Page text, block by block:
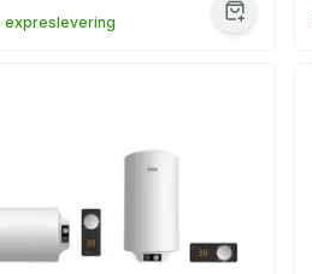
expreslevering